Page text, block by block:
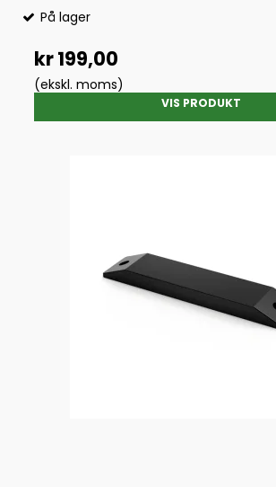
På lager
kr 199,00
(ekskl. moms)
VIS PRODUKT